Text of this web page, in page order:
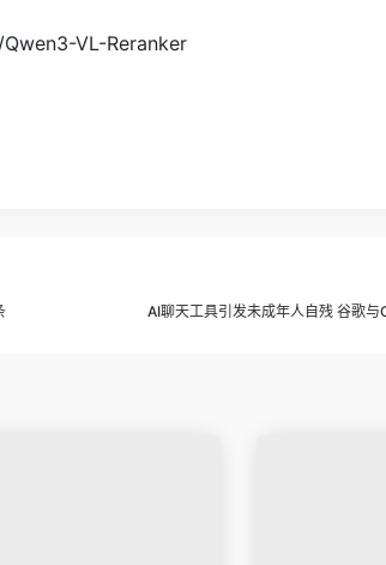
VL-Reranker
AI聊天工具引发未成年人自残 谷歌